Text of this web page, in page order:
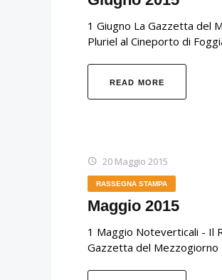
1 Giugno La Gazzetta del
Pluriel al Cineporto di
READ MORE
20 Maggio 2015
RASSEGNA STAMPA
Maggio 2015
1 Maggio Noteverticali - Il
Gazzetta del